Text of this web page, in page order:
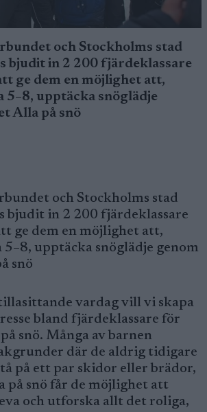
och Stockholms stad
bjudit in 2 200 fjärdeklassare
ge dem en möjlighet att,
5–8, upptäcka snöglädje
Alla på snö
och Stockholms stad
bjudit in 2 200 fjärdeklassare
ge dem en möjlighet att,
upptäcka snöglädje genom
snö
vardag vill vi skapa
bland fjärdeklassare för
snö. Många av barnen
där de aldrig tidigare
på ett par skidor eller brädor,
på snö får de möjlighet att
och utforska allt det roliga,